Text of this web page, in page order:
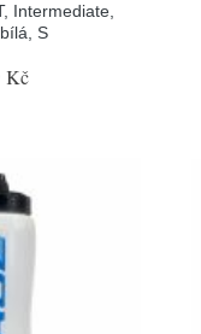
Intermediate,
S
Kč